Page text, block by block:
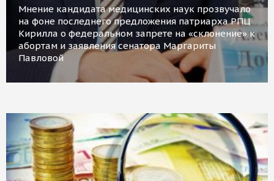
Мнение кандидата медицинских наук прозвучало
на фоне последнего предложения патриарха РПЦ
Кирилла о федеральном запрете на «склонение» к
абортам и заявления сенатора Маргариты
Павловой